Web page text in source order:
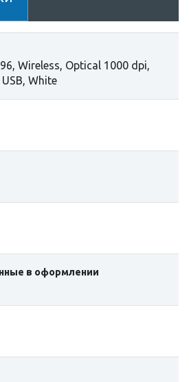
Wireless, Optical 1000 dpi,
White
в оформлении